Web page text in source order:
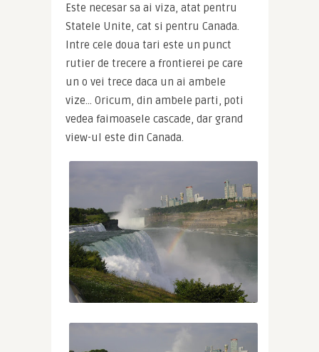
Este necesar sa ai viza, atat pentru
Statele Unite, cat si pentru Canada.
Intre cele doua tari este un punct
rutier de trecere a frontierei pe care
un o vei trece daca un ai ambele
vize… Oricum, din ambele parti, poti
vedea faimoasele cascade, dar grand
view-ul este din Canada.